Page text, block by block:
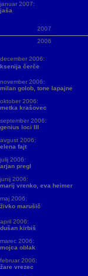
januar 2007:
jaša
2007
2006
december 2006:
ksenija čerče
november 2006:
milan golob, tone lapajne
oktober 2006:
metka krašovec
september 2006:
genius loci III
avgust 2006:
elena fajt
julij 2006:
arjan pregl
junij 2006:
marij vrenko, eva heimer
maj 2006:
živko marušič
april 2006:
dušan kirbiš
marec 2006:
mojca oblak
februar 2006:
žare vrezec